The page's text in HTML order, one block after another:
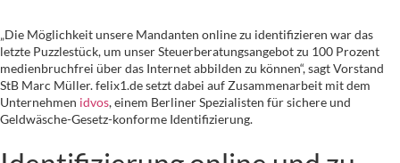
„Die Möglichkeit unsere Mandanten online zu identifizieren war das
letzte Puzzlestück, um unser Steuerberatungsangebot zu 100 Prozent
medienbruchfrei über das Internet abbilden zu können“, sagt Vorstand
StB Marc Müller. felix1.de setzt dabei auf Zusammenarbeit mit dem
Unternehmen idvos, einem Berliner Spezialisten für sichere und
Geldwäsche-Gesetz-konforme Identifizierung.